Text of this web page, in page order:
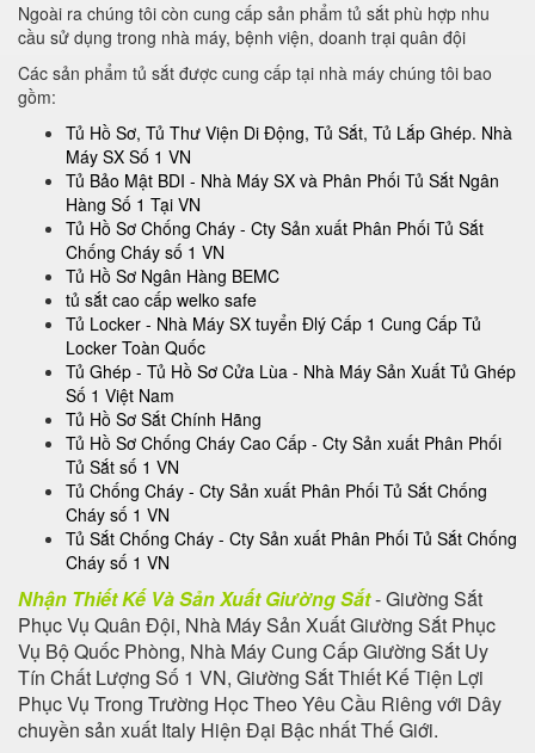
Ngoài ra chúng tôi còn cung cấp sản phẩm tủ sắt phù hợp nhu
cầu sử dụng trong nhà máy, bệnh viện, doanh trại quân đội
Các sản phẩm tủ sắt được cung cấp tại nhà máy chúng tôi bao
gồm:
Tủ Hồ Sơ, Tủ Thư Viện Di Động, Tủ Sắt, Tủ Lắp Ghép. Nhà
Máy SX Số 1 VN
Tủ Bảo Mật BDI - Nhà Máy SX và Phân Phối Tủ Sắt Ngân
Hàng Số 1 Tại VN
Tủ Hồ Sơ Chống Cháy - Cty Sản xuất Phân Phối Tủ Sắt
Chống Cháy số 1 VN
Tủ Hồ Sơ Ngân Hàng BEMC
tủ sắt cao cấp welko safe
Tủ Locker - Nhà Máy SX tuyển Đlý Cấp 1 Cung Cấp Tủ
Locker Toàn Quốc
Tủ Ghép - Tủ Hồ Sơ Cửa Lùa - Nhà Máy Sản Xuất Tủ Ghép
Số 1 Việt Nam
Tủ Hồ Sơ Sắt Chính Hãng
Tủ Hồ Sơ Chống Cháy Cao Cấp - Cty Sản xuất Phân Phối
Tủ Sắt số 1 VN
Tủ Chống Cháy - Cty Sản xuất Phân Phối Tủ Sắt Chống
Cháy số 1 VN
Tủ Sắt Chống Cháy - Cty Sản xuất Phân Phối Tủ Sắt Chống
Cháy số 1 VN
Nhận Thiết Kế Và Sản Xuất Giường Sắt- Giường Sắt
Phục Vụ Quân Đội, Nhà Máy Sản Xuất Giường Sắt Phục
Vụ Bộ Quốc Phòng, Nhà Máy Cung Cấp Giường Sắt Uy
Tín Chất Lượng Số 1 VN, Giường Sắt Thiết Kế Tiện Lợi
Phục Vụ Trong Trường Học Theo Yêu Cầu Riêng với Dây
chuyền sản xuất Italy Hiện Đại Bậc nhất Thế Giới.